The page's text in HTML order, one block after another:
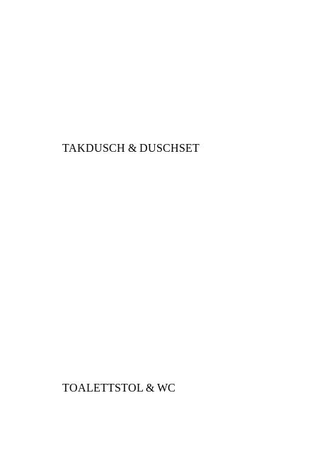
TAKDUSCH & DUSCHSET
TOALETTSTOL & WC